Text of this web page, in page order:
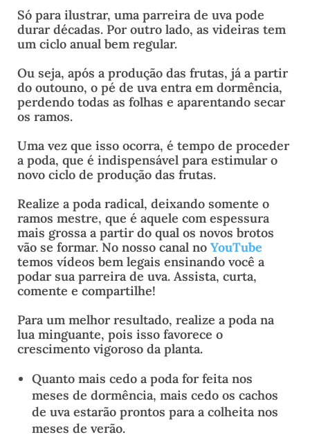
Só para ilustrar, uma parreira de uva pode
durar décadas. Por outro lado, as videiras tem
um ciclo anual bem regular.
Ou seja, após a produção das frutas, já a partir
do outouno, o pé de uva entra em dormência,
perdendo todas as folhas e aparentando secar
os ramos.
Uma vez que isso ocorra, é tempo de proceder
a poda, que é indispensável para estimular o
novo ciclo de produção das frutas.
Realize a poda radical, deixando somente o
ramos mestre, que é aquele com espessura
mais grossa a partir do qual os novos brotos
vão se formar. No nosso canal no YouTube
temos vídeos bem legais ensinando você a
podar sua parreira de uva. Assista, curta,
comente e compartilhe!
Para um melhor resultado, realize a poda na
lua minguante, pois isso favorece o
crescimento vigoroso da planta.
Quanto mais cedo a poda for feita nos
meses de dormência, mais cedo os cachos
de uva estarão prontos para a colheita nos
meses de verão.